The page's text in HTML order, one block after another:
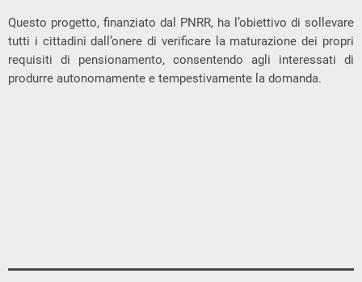
Questo progetto, finanziato dal PNRR, ha l’obiettivo di sollevare
tutti i cittadini dall’onere di verificare la maturazione dei propri
requisiti di pensionamento, consentendo agli interessati di
produrre autonomamente e tempestivamente la domanda.